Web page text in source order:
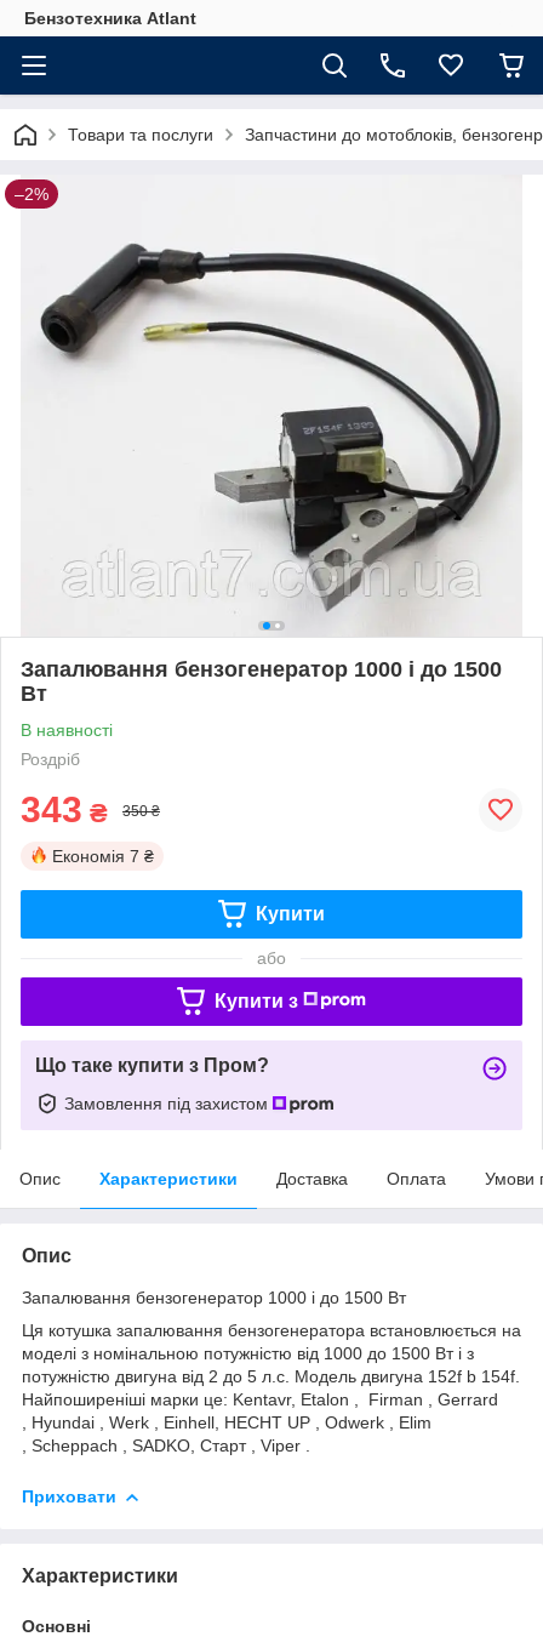
Бензотехника Atlant
Товари та послуги Запчастини до мотоблоків,
–2%
Запалювання бензогенератор 1000 і до 1500
Вт
В наявності
Роздріб
343 ₴ 350 ₴
Економія 7 ₴
Купити
або
Купити з
Що таке купити з Пром?
Замовлення під захистом
Опис Характеристики Доставка Оплата Умови
Опис
Запалювання бензогенератор 1000 і до 1500 Вт
Ця котушка запалювання бензогенератора встановлюється на
моделі з номінальною потужністю від 1000 до 1500 Вт і з
потужністю двигуна від 2 до 5 л.с. Модель двигуна 152f b 154f.
Найпоширеніші марки це: Kentavr, Etalon , Firman , Gerrard
, Hyundai , Werk , Einhell, HECHT UP , Odwerk , Elim
, Scheppach , SADKO, Старт , Viper .
Приховати
Характеристики
Основні